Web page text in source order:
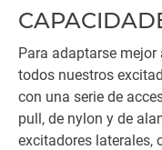
Para adaptarse
todos nuestros
con una serie de
pull, de nylon y de
excitadores laterales,